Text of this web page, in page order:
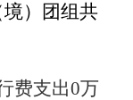
）团组共
费支出0万